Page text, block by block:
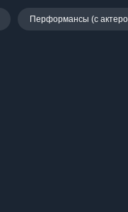
Перформансы (с